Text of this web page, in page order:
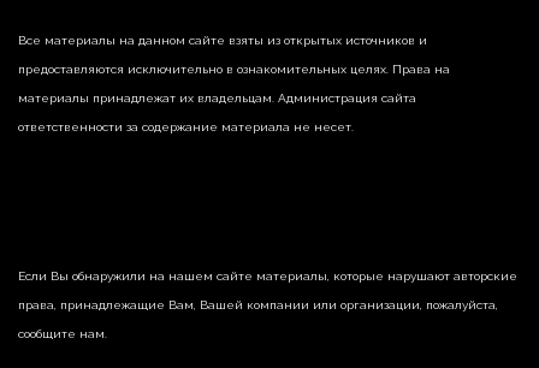
Все материалы на данном сайте взяты из открытых источников и
предоставляются исключительно в ознакомительных целях. Права на
материалы принадлежат их владельцам. Администрация сайта
ответственности за содержание материала не несет.
Если Вы обнаружили на нашем сайте материалы, которые нарушают авторские
права, принадлежащие Вам, Вашей компании или организации, пожалуйста,
сообщите нам.